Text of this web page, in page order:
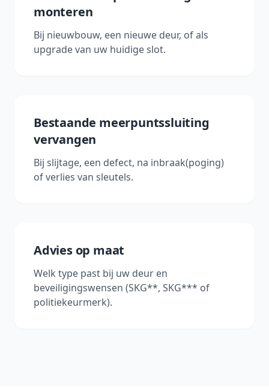
monteren
Bij nieuwbouw, een nieuwe deur, of als
upgrade van uw huidige slot.
Bestaande meerpuntssluiting
vervangen
Bij slijtage, een defect, na inbraak(poging)
of verlies van sleutels.
Advies op maat
Welk type past bij uw deur en
beveiligingswensen (SKG**, SKG*** of
politiekeurmerk).